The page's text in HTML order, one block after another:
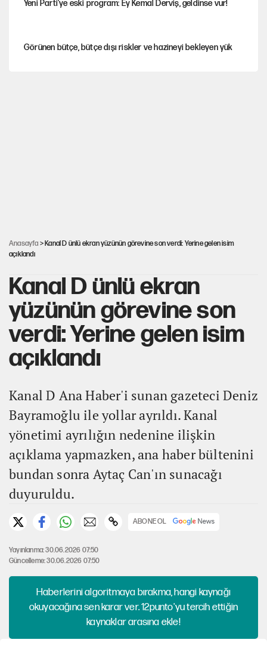
Yeni Parti'ye eski program: Ey Kemal Derviş, geldinse vur!
Görünen bütçe, bütçe dışı riskler ve hazineyi bekleyen yük
Anasayfa > Kanal D ünlü ekran yüzünün görevine son verdi: Yerine gelen isim
açıklandı
Kanal D ünlü ekran
yüzünün görevine son
verdi: Yerine gelen isim
açıklandı
Kanal D Ana Haber'i sunan gazeteci Deniz
Bayramoğlu ile yollar ayrıldı. Kanal
yönetimi ayrılığın nedenine ilişkin
açıklama yapmazken, ana haber bültenini
bundan sonra Aytaç Can'ın sunacağı
duyuruldu.
ABONE OL
Yayınlanma: 30.06.2026 07:50
Güncelleme: 30.06.2026 07:50
Haberlerini algoritmaya bırakma, hangi kaynağı
okuyacağına sen karar ver. 12punto'yu tercih ettiğin
kaynaklar arasına ekle!